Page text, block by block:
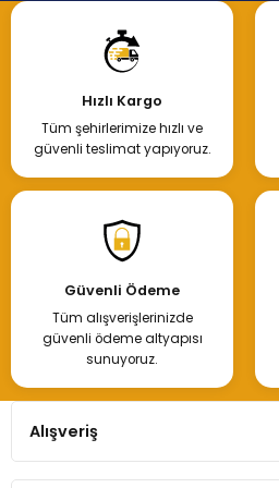
Hızlı Kargo
Tüm şehirlerimize hızlı ve
güvenli teslimat yapıyoruz.
Güvenli Ödeme
Tüm alışverişlerinizde
güvenli ödeme altyapısı
sunuyoruz.
Alışveriş